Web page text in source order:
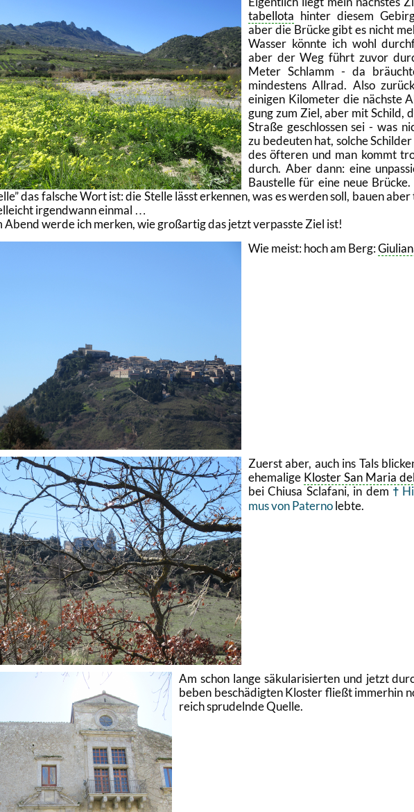
ta­bel­lo­ta hin­ter die­sem
aber die Brü­cke gibt es nicht
Was­ser könn­te ich wohl
aber der Weg führt zuvor
Meter Schlamm - da
min­des­tens All­rad. Also
ei­ni­gen Ki­lo­me­ter die nächs­te
gung zum Ziel, aber mit Schild,
Stra­ße ge­schlos­sen sei - was
zu be­deu­ten hat, sol­che
des öf­te­ren und man kommt
durch. Aber dann: eine
Bau­stel­le für eine neue
das fal­sche Wort ist: die Stel­le lässt er­ken­nen, was es wer­den soll, bauen
ir­gend­wann ein­mal …
Abend werde ich mer­ken, wie gro­ßar­tig das jetzt ver­pass­te Ziel ist!
Wie meist: hoch am Berg:
Zu­erst aber, auch ins Tals
ehe­ma­li­ge Klos­ter San Maria
bei Chi­u­sa Sclafa­ni, in dem
mus von Pa­ter­nolebte.
Am schon lange sä­ku­la­ri­sier­ten und jetzt
be­ben be­schä­dig­ten Klos­ter flie­ßt im­mer­hin
reich spru­deln­de Quel­le.